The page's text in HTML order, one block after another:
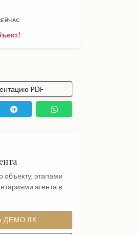
PDF
объекту, этапами
агента в
ДЕМО ЛК